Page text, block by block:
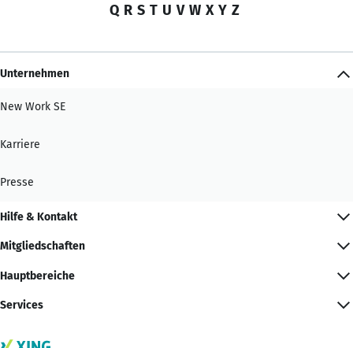
Q R S T U V W X Y Z
Unternehmen
New Work SE
Karriere
Presse
Hilfe & Kontakt
Mitgliedschaften
Hauptbereiche
Services